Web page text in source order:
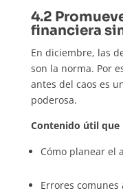
4.2
financiera
En diciembre, las
son la norma. Por
antes del caos es
poderosa.
Contenido útil que
Cómo planear el
Errores